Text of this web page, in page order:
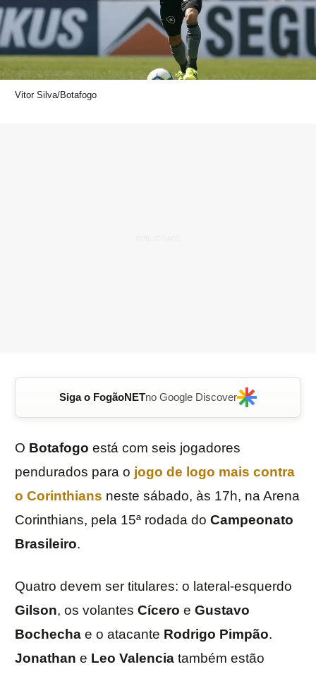
Vitor Silva/Botafogo
Siga o FogãoNETno Google Discover
O Botafogo está com seis jogadores
pendurados para o jogo de logo mais contra
o Corinthians neste sábado, às 17h, na Arena
Corinthians, pela 15ª rodada do Campeonato
Brasileiro.
Quatro devem ser titulares: o lateral-esquerdo
Gilson, os volantes Cícero e Gustavo
Bochecha e o atacante Rodrigo Pimpão.
Jonathan e Leo Valencia também estão